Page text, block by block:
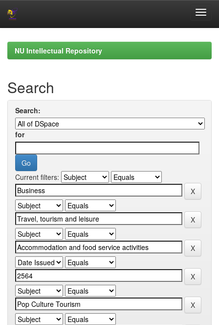
navigationNU Intellectual Repository
Search
Search:
for
Current filters: